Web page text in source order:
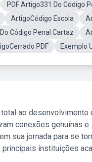
PDF Artigo331 Do Código
ArtigoCódigo Escola
Código Penal Cartaz
PDF Exemplo
ao
conexões genuínas
sua jornada para se
instituições